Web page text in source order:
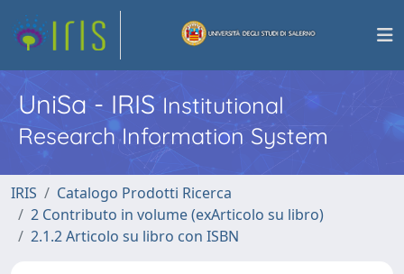
UniSa - IRISInstitutional
Research Information System
IRIS
Catalogo Prodotti Ricerca
2 Contributo in volume (exArticolo su libro)
2.1.2 Articolo su libro con ISBN